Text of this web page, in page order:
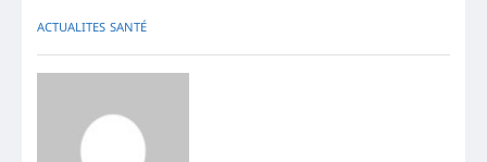
ACTUALITES SANTÉ